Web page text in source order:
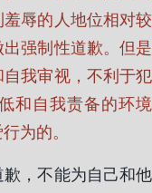
辱的人地位相对较
强制性道歉。但是
我审视，不利于犯
和自我责备的环境
为的。
，不能为自己和他